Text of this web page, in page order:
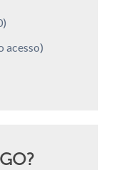
acesso)